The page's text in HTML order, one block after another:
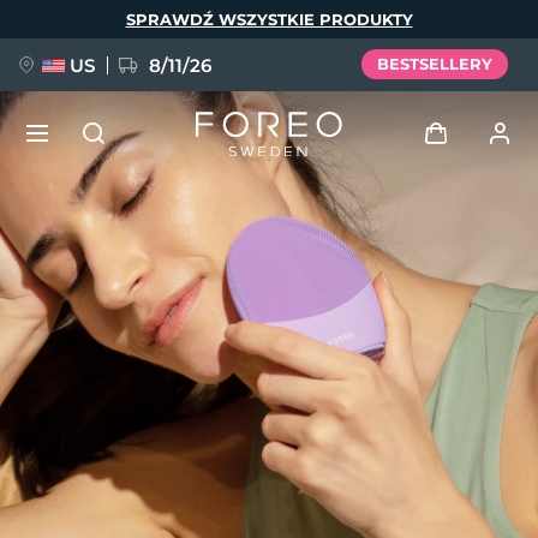
SPRAWDŹ WSZYSTKIE PRODUKTY
US 8/11/26 BESTSELLERY
Profil użytkownika
Moje urządzenia
Moje zamówienia
Moje adresy
Moje subskrypcje
NOWOŚĆ
FAQ™ Pure Beauty-Tech Elixir
BREAKING NEWS
issa™ Teeth Whitening Set
Język
English Deutsch
Español
Français
Italiano
Português
Svenska
Русский
Türkçe
简体中文 繁體中文